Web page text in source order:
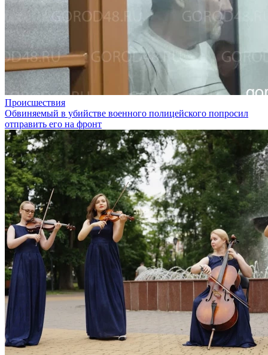
Происшествия
Обвиняемый в убийстве военного полицейского попросил
отправить его на фронт